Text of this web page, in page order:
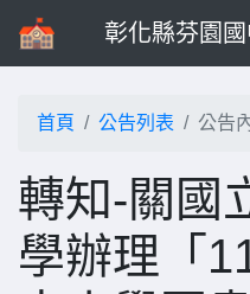
彰化縣芬園
首頁 公告列表 公告
轉知-關國
學辦理「